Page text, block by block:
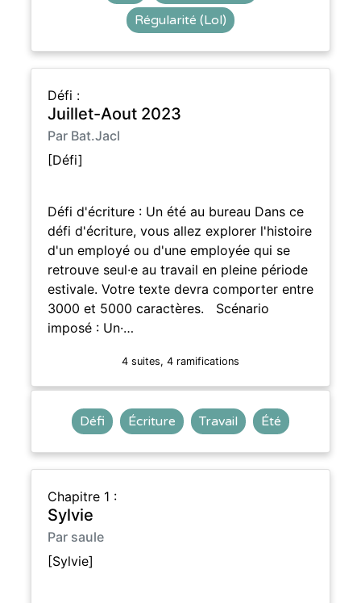
Régularité (Lol)
Défi :
Juillet-Aout 2023
Par Bat.Jacl
[Défi]
Défi d'écriture : Un été au bureau Dans ce
défi d'écriture, vous allez explorer l'histoire
d'un employé ou d'une employée qui se
retrouve seul·e au travail en pleine période
estivale. Votre texte devra comporter entre
3000 et 5000 caractères. Scénario
imposé : Un·…
4 suites, 4 ramifications
Défi Écriture Travail Été
Chapitre 1 :
Sylvie
Par saule
[Sylvie]